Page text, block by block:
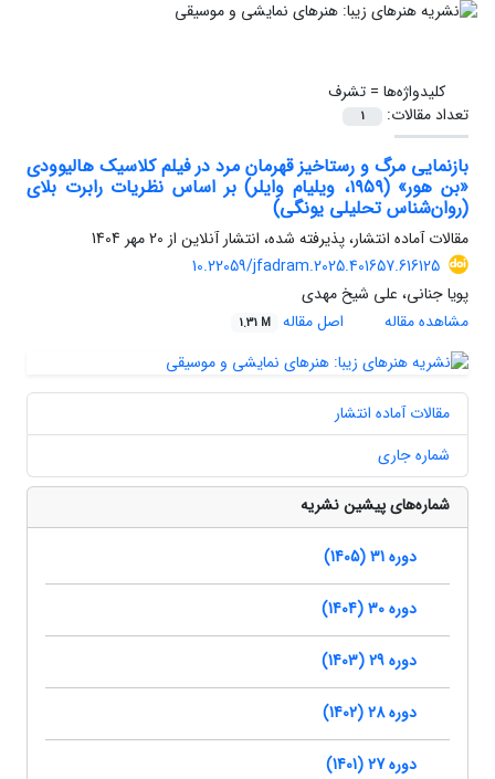
کلیدواژه‌ها =تشرف
تعداد مقالات:
1
بازنمایی مرگ و رستاخیز قهرمان مرد در فیلم کلاسیک هالیوودی
«بن هور» (۱۹۵۹، ویلیام وایلر) بر اساس نظریات رابرت بلای
(روان‌شناس تحلیلی یونگی)
مقالات آماده انتشار، پذیرفته شده، انتشار آنلاین از 20 مهر 1404
10.22059/jfadram.2025.401657.616125
پویا جنانی، علی شیخ مهدی
مشاهده مقاله
اصل مقاله 1.31 M
مقالات آماده انتشار
شماره جاری
شماره‌های پیشین نشریه
دوره 31 (1405)
دوره 30 (1404)
دوره 29 (1403)
دوره 28 (1402)
دوره 27 (1401)